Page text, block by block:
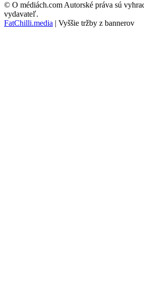
© O médiách.com Autorské práva sú
vydavateľ.
FatChilli.media | Vyššie tržby z bannerov